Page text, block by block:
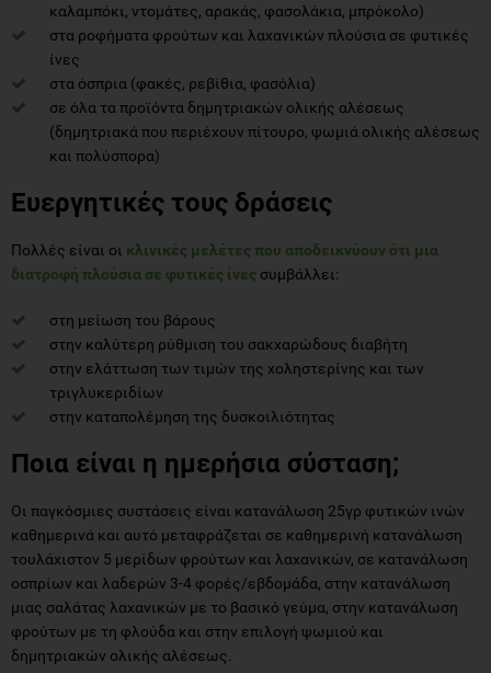
καλαμπόκι, ντομάτες, αρακάς, φασολάκια, μπρόκολο)
στα ροφήματα φρούτων και λαχανικών πλούσια σε φυτικές
ίνες
στα όσπρια (φακές, ρεβίθια, φασόλια)
σε όλα τα προϊόντα δημητριακών ολικής αλέσεως
(δημητριακά που περιέχουν πίτουρο, ψωμιά ολικής αλέσεως
και πολύσπορα)
Ευεργητικές τους δράσεις
Πολλές είναι οι κλινικές μελέτες που αποδεικνύουν ότι μια
διατροφή πλούσια σε φυτικές ίνες συμβάλλει:
στη μείωση του βάρους
στην καλύτερη ρύθμιση του σακχαρώδους διαβήτη
στην ελάττωση των τιμών της χοληστερίνης και των
τριγλυκεριδίων
στην καταπολέμηση της δυσκοιλιότητας
Ποια είναι η ημερήσια σύσταση;
Οι παγκόσμιες συστάσεις είναι κατανάλωση 25γρ φυτικών ινών
καθημερινά και αυτό μεταφράζεται σε καθημερινή κατανάλωση
τουλάχιστον 5 μερίδων φρούτων και λαχανικών, σε κατανάλωση
οσπρίων και λαδερών 3-4 φορές/εβδομάδα, στην κατανάλωση
μιας σαλάτας λαχανικών με το βασικό γεύμα, στην κατανάλωση
φρούτων με τη φλούδα και στην επιλογή ψωμιού και
δημητριακών ολικής αλέσεως.